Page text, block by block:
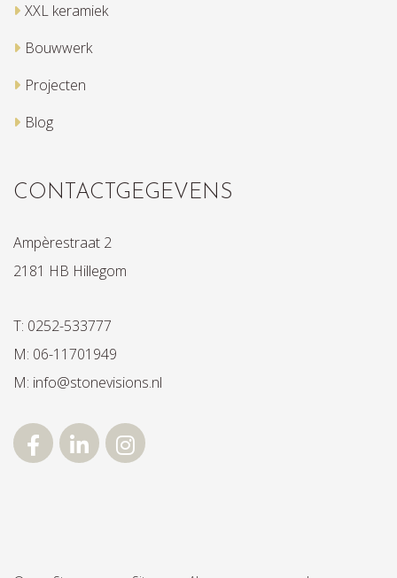
XXL keramiek
Bouwwerk
Projecten
Blog
CONTACTGEGEVENS
Ampèrestraat 2
2181 HB Hillegom
T: 0252-533777
M: 06-11701949
M: info@stonevisions.nl